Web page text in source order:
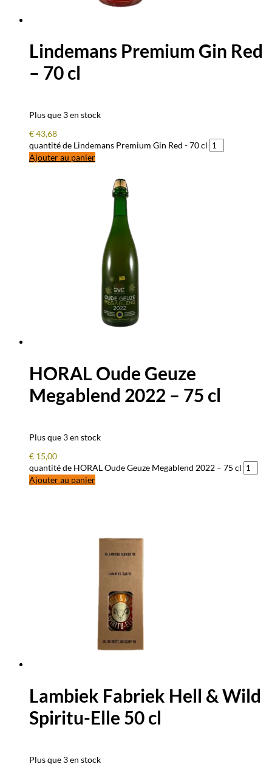
Lindemans Premium Gin Red
– 70 cl
Plus que 3 en stock
€43,68
quantité de Lindemans Premium Gin Red - 70 cl
Ajouter au panier
HORAL Oude Geuze
Megablend 2022 – 75 cl
Plus que 3 en stock
€ 15,00
quantité de HORAL Oude Geuze Megablend 2022 – 75 cl
Ajouter au panier
Lambiek Fabriek Hell & Wild
Spiritu-Elle 50 cl
Plus que 3 en stock